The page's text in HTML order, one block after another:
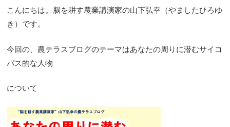
こんにちは。脳を耕す農業講演家の山下弘幸（やましたひろゆ
き）です。
今回の、農テラスブログのテーマはあなたの周りに潜むサイコ
パス的な人物
について